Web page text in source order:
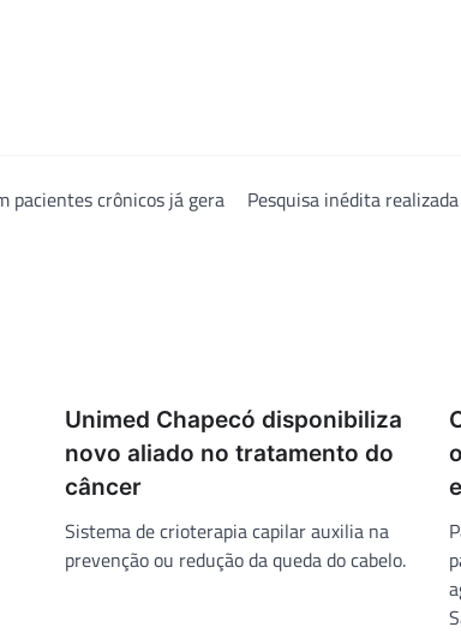
pacientes crônicos já gera
Pesquisa inédita
Unimed Chapecó disponibiliza
novo aliado no tratamento do
câncer
Sistema de crioterapia capilar auxilia na
prevenção ou redução da queda do cabelo.